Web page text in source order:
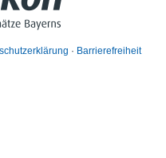
Barrierefreiheit